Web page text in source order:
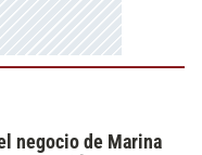
negocio de Marina